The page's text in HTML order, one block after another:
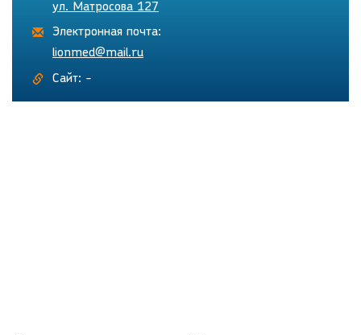
ул. Матросова 127
Электронная почта:
lionmed@mail.ru
Сайт: -